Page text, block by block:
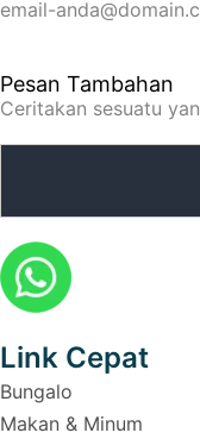
Pesan Tambahan
Link Cepat
Bungalo
Makan & Minum